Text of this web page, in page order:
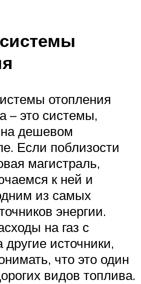
отопления
– это системы,
дешевом
Если поблизости
магистраль,
к ней и
из самых
энергии.
на газ с
источники,
что это один
видов топлива.